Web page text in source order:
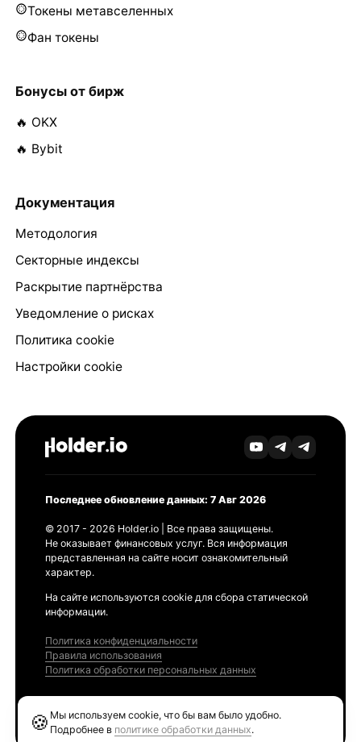
Токены метавселенных
Фан токены
Бонусы от бирж
🔥 OKX
🔥 Bybit
Документация
Методология
Секторные индексы
Раскрытие партнёрства
Уведомление о рисках
Политика cookie
Настройки cookie
Последнее обновление данных: 7 Авг 2026
© 2017 - 2026 Holder.io | Все права защищены.
Не оказывает финансовых услуг. Вся информация
представленная на сайте носит ознакомительный
характер.
На сайте используются cookie для сбора статической
информации.
Политика конфиденциальности
Правила использования
Политика обработки персональных данных
🍪 Мы используем cookie, что бы вам было удобно.
Подробнее в политике обработки данных.
Ethereum GAS Tracker